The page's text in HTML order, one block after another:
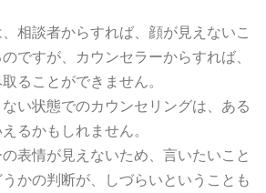
相談者からすれば、顔が見えないこ
ですが、カウンセラーからすれば、
ることができません。
い状態でのカウンセリングは、ある
るかもしれません。
表情が見えないため、言いたいこと
かの判断が、しづらいということも